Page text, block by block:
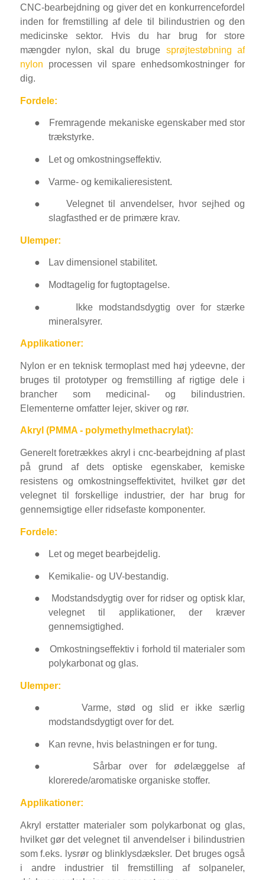
CNC-bearbejdning og giver det en konkurrencefordel
inden for fremstilling af dele til bilindustrien og den
medicinske sektor. Hvis du har brug for store
mængder nylon, skal du bruge sprøjtestøbning af
nylon processen vil spare enhedsomkostninger for
dig.
Fordele:
●
Fremragende mekaniske egenskaber med stor
trækstyrke.
● Let og omkostningseffektiv.
● Varme- og kemikalieresistent.
●
Velegnet til anvendelser, hvor sejhed og
slagfasthed er de primære krav.
Ulemper:
● Lav dimensionel stabilitet.
● Modtagelig for fugtoptagelse.
●
Ikke modstandsdygtig over for stærke
mineralsyrer.
Applikationer:
Nylon er en teknisk termoplast med høj ydeevne, der
bruges til prototyper og fremstilling af rigtige dele i
brancher som medicinal- og bilindustrien.
Elementerne omfatter lejer, skiver og rør.
Akryl (PMMA - polymethylmethacrylat):
Generelt foretrækkes akryl i cnc-bearbejdning af plast
på grund af dets optiske egenskaber, kemiske
resistens og omkostningseffektivitet, hvilket gør det
velegnet til forskellige industrier, der har brug for
gennemsigtige eller ridsefaste komponenter.
Fordele:
● Let og meget bearbejdelig.
● Kemikalie- og UV-bestandig.
●
Modstandsdygtig over for ridser og optisk klar,
velegnet til applikationer, der kræver
gennemsigtighed.
●
Omkostningseffektiv i forhold til materialer som
polykarbonat og glas.
Ulemper:
●
Varme, stød og slid er ikke særlig
modstandsdygtigt over for det.
● Kan revne, hvis belastningen er for tung.
●
Sårbar over for ødelæggelse af
klorerede/aromatiske organiske stoffer.
Applikationer:
Akryl erstatter materialer som polykarbonat og glas,
hvilket gør det velegnet til anvendelser i bilindustrien
som f.eks. lysrør og blinklysdæksler. Det bruges også
i andre industrier til fremstilling af solpaneler,